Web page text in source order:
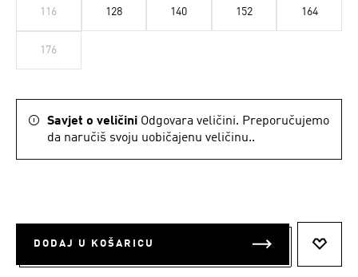
116 128 140 152 164
176
Savjet o veličini Odgovara veličini. Preporučujemo
da naručiš svoju uobičajenu veličinu..
DODAJ U KOŠARICU